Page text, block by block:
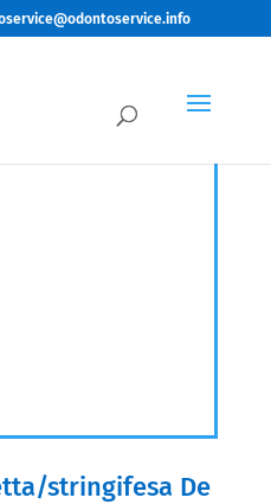
stringifesa De